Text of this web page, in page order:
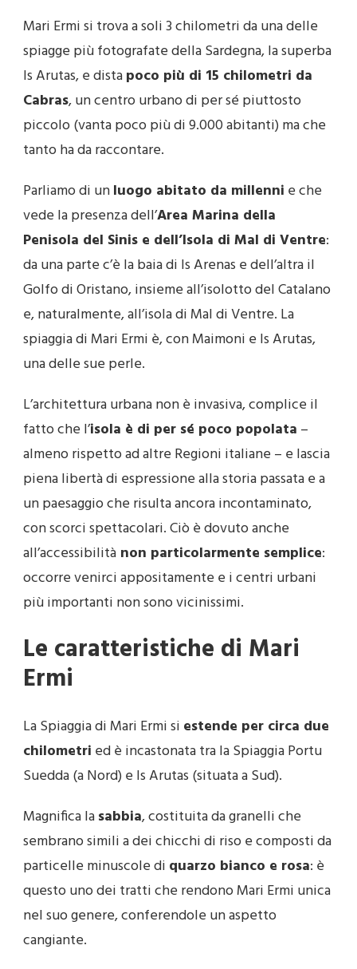
Mari Ermi si trova a soli 3 chilometri da una delle
spiagge più fotografate della Sardegna, la superba
Is Arutas, e distapoco più di 15 chilometri da
Cabras, un centro urbano di per sé piuttosto
piccolo (vanta poco più di 9.000 abitanti) ma che
tanto ha da raccontare.
Parliamo di unluogo abitato da millenni e che
vede la presenza dell’Area Marina della
Penisola del Sinis e dell’Isola di Mal di Ventre:
da una parte c’è la baia di Is Arenas e dell’altra il
Golfo di Oristano, insieme all’isolotto del Catalano
e, naturalmente, all’isola di Mal di Ventre. La
spiaggia di Mari Ermi è, con Maimoni e Is Arutas,
una delle sue perle.
L’architettura urbana non è invasiva, complice il
fatto che l’isola è di per sé poco popolata –
almeno rispetto ad altre Regioni italiane – e lascia
piena libertà di espressione alla storia passata e a
un paesaggio che risulta ancora incontaminato,
con scorci spettacolari. Ciò è dovuto anche
all’accessibilità non particolarmente semplice:
occorre venirci appositamente e i centri urbani
più importanti non sono vicinissimi.
Le caratteristiche di Mari
Ermi
La Spiaggia di Mari Ermi si estende per circa due
chilometri ed è incastonata tra la Spiaggia Portu
Suedda (a Nord) e Is Arutas (situata a Sud).
Magnifica lasabbia, costituita da granelli che
sembrano simili a dei chicchi di riso e composti da
particelle minuscole di quarzo bianco e rosa: è
questo uno dei tratti che rendono Mari Ermi unica
nel suo genere, conferendole un aspetto
cangiante.